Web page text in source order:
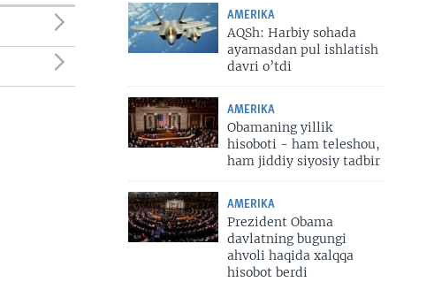
AMERIKA
AQSh: Harbiy sohada
ayamasdan pul ishlatish
davri o’tdi
AMERIKA
Obamaning yillik
hisoboti - ham teleshou,
ham jiddiy siyosiy tadbir
AMERIKA
Prezident Obama
davlatning bugungi
ahvoli haqida xalqqa
hisobot berdi